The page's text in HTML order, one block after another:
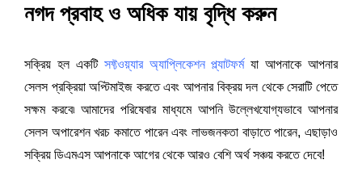
নগদ প্রবাহ ও অধিক যায় বৃদ্ধি করুন
সক্রিয় হল একটি সফ্টওয়্যার অ্যাপ্লিকেশন প্ল্যাটফর্ম যা আপনাকে আপনার
সেলস প্রক্রিয়া অপ্টিমাইজ করতে এবং আপনার বিক্রয় দল থেকে সেরাটি পেতে
সক্ষম করবে৷ আমাদের পরিষেবার মাধ্যমে আপনি উল্লেখযোগ্যভাবে আপনার
সেলস অপারেশন খরচ কমাতে পারেন এবং লাভজনকতা বাড়াতে পারেন, এছাড়াও
সক্রিয় ডিএমএস আপনাকে আগের থেকে আরও বেশি অর্থ সঞ্চয় করতে দেবে!